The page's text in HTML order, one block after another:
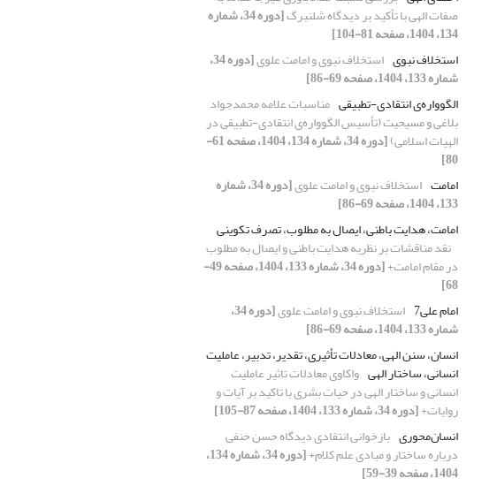
صفات الهی با تأکید بر دیدگاه شلنبرگ [دوره 34، شماره
134، 1404، صفحه 81-104]
استخلاف نبوی استخلاف نبوی و امامت علوی [دوره 34،
شماره 133، 1404، صفحه 69-86]
الگوواره‌ی انتقادی-تطبیقی مناسبات علامه محمدجواد
بلاغی و مسیحیت (تأسیس الگوواره‌ی انتقادی-تطبیقی در
الهیات اسلامی) [دوره 34، شماره 134، 1404، صفحه 61-
80]
امامت استخلاف نبوی و امامت علوی [دوره 34، شماره
133، 1404، صفحه 69-86]
امامت، هدایت باطنی، ایصال به مطلوب، تصرف تکوینی
نقد مناقشات بر نظریه هدایت باطنی و ایصال به مطلوب
در مقام امامت+ [دوره 34، شماره 133، 1404، صفحه 49-
68]
امام علی7
استخلاف نبوی و امامت علوی [دوره 34،
شماره 133، 1404، صفحه 69-86]
انسان، سنن الهی، معادلات تأثیری، تقدیر، تدبیر، عاملیت
انسانی، ساختار الهی واکاوی معادلات تاثیر عاملیت
انسانی و ساختار الهی در حیات بشری با تاکید بر آیات و
روایات+[دوره 34، شماره 133، 1404، صفحه 87-105]
انسان‌محوری بازخوانی انتقادی دیدگاه حسن حنفی
درباره‌ ساختار و مبادی علم کلام+ [دوره 34، شماره 134،
1404، صفحه 39-59]